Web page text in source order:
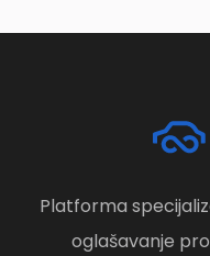
Platforma
oglašavanje